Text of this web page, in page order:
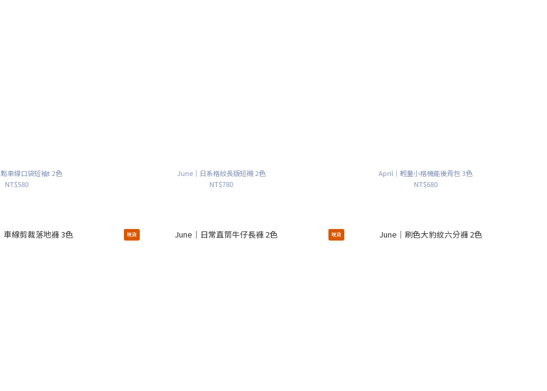
車線口袋短袖t 2色
NT$580
June｜日系格紋長版短襯 2色
NT$780
April｜輕量小格機能後背包 3色
NT$680
現貨 現貨